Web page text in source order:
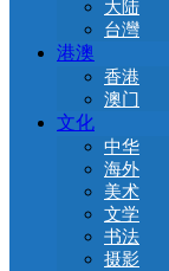
大陆
台灣
港澳
香港
澳门
文化
中华
海外
美术
文学
书法
摄影